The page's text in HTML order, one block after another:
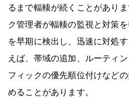
るまで輻輳が続くことがあり
ク管理者が輻輳の監視と対策
を早期に検出し、迅速に対処
えば、帯域の追加、ルーティ
フィックの優先順位付けなど
めることがあります。